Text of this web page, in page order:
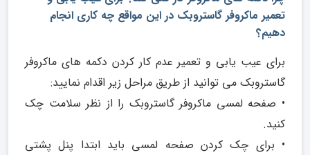
تعمیر ماکروفر گاستروبک در این مواقع چه کاری انجام
دهیم؟
برای عیب یابی و تعمیر عدم کار کردن دکمه های ماکروفر
گاستروبک می توانید از طریق مراحل زیر اقدام نمایید:
• صفحه لمسی ماکروفر گاستروبک را از نظر سلامت چک
کنید.
• برای چک کردن صفحه لمسی باید ابتدا پنل پشتی